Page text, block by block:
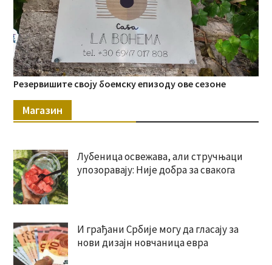
Резервишите своју боемску епизоду ове сезоне
Магазин
Лубеница освежава, али стручњаци
упозоравају: Није добра за свакога
И грађани Србије могу да гласају за
нови дизајн новчаница евра